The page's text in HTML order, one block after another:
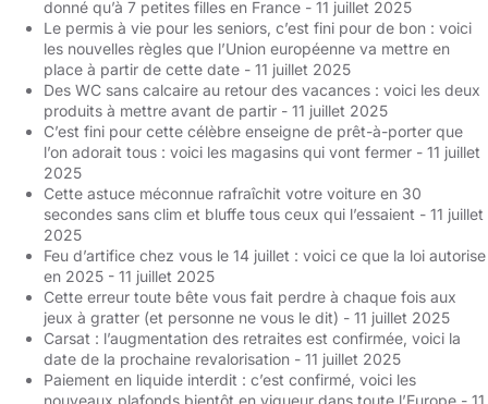
donné qu’à 7 petites filles en France - 11 juillet 2025
Le permis à vie pour les seniors, c’est fini pour de bon : voici
les nouvelles règles que l’Union européenne va mettre en
place à partir de cette date - 11 juillet 2025
Des WC sans calcaire au retour des vacances : voici les deux
produits à mettre avant de partir - 11 juillet 2025
C’est fini pour cette célèbre enseigne de prêt-à-porter que
l’on adorait tous : voici les magasins qui vont fermer - 11 juillet
2025
Cette astuce méconnue rafraîchit votre voiture en 30
secondes sans clim et bluffe tous ceux qui l’essaient - 11 juillet
2025
Feu d’artifice chez vous le 14 juillet : voici ce que la loi autorise
en 2025 - 11 juillet 2025
Cette erreur toute bête vous fait perdre à chaque fois aux
jeux à gratter (et personne ne vous le dit) - 11 juillet 2025
Carsat : l’augmentation des retraites est confirmée, voici la
date de la prochaine revalorisation - 11 juillet 2025
Paiement en liquide interdit : c’est confirmé, voici les
nouveaux plafonds bientôt en vigueur dans toute l’Europe - 11